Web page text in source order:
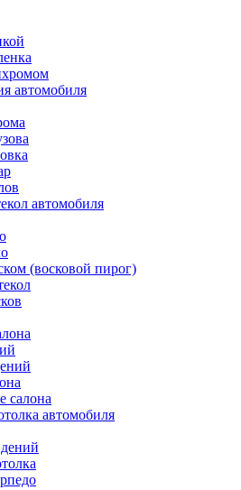
автомобиля
автомобиля
(восковой пирог)
салона
автомобиля